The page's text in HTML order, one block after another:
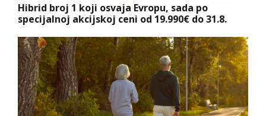
Hibrid broj 1 koji osvaja Evropu, sada po
specijalnoj akcijskoj ceni od 19.990€ do 31.8.